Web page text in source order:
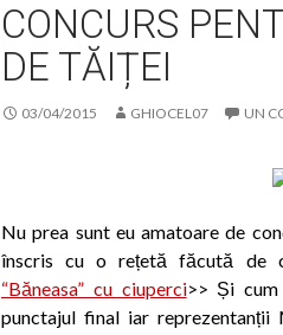
CONCURS
DE TĂIȚEI
03/04/2015 GHIOCEL07 UN
Nu prea sunt eu amatoare de
înscris cu o rețetă făcută de
“Băneasa” cu ciuperci>> Și
punctajul final iar reprezentanții